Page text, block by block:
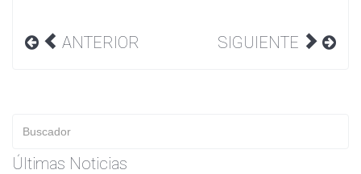
ANTERIOR SIGUIENTE
Últimas Noticias